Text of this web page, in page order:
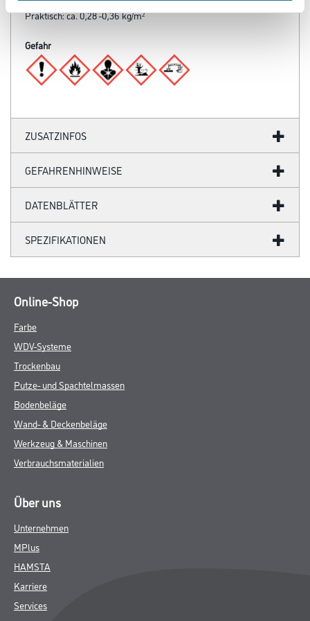
Für 80 μm Trockenschichtdicke: Theoretisch: 0,24 kg/m² und
Praktisch: ca. 0,28 -0,36 kg/m²
Gefahr
ZUSATZINFOS
GEFAHRENHINWEISE
DATENBLÄTTER
SPEZIFIKATIONEN
Online-Shop
Farbe
WDV-Systeme
Trockenbau
Putze- und Spachtelmassen
Bodenbeläge
Wand- & Deckenbeläge
Werkzeug & Maschinen
Verbrauchsmaterialien
Über uns
Unternehmen
MPlus
HAMSTA
Karriere
Services